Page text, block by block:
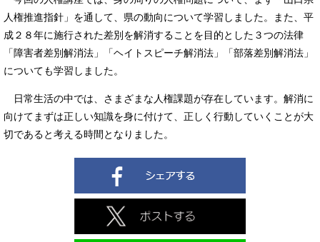
人権推進指針」を通して、県の動向について学習しました。また、平
成２８年に施行された差別を解消することを目的とした３つの法律
「障害者差別解消法」「ヘイトスピーチ解消法」「部落差別解消法」
についても学習しました。
日常生活の中では、さまざまな人権課題が存在しています。解消に
向けてまずは正しい知識を身に付けて、正しく行動していくことが大
切であると考える時間となりました。